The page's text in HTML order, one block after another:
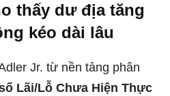
thấy dư địa tăng
kéo dài lâu
Jr. từ nền tảng phân
Lãi/Lỗ Chưa Hiện Thực